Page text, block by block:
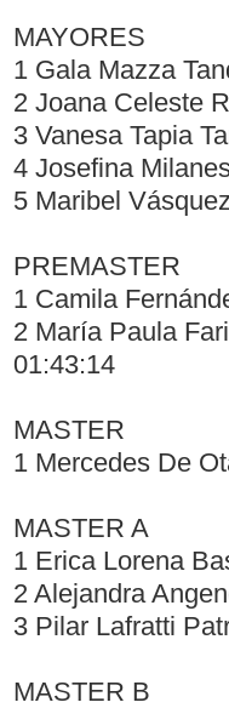
MAYORES
1 Gala Mazza
2 Joana Celeste
3 Vanesa Tapia
4 Josefina
5 Maribel
PREMASTER
1 Camila
2 María Paula
01:43:14
MASTER
1 Mercedes De
MASTER A
1 Erica Lorena
2 Alejandra
3 Pilar Lafratti
MASTER B